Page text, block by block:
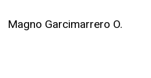
Magno Garcimarrero O.